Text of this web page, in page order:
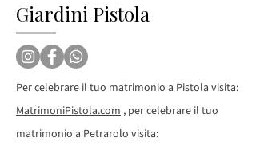
Giardini Pistola
Per celebrare il tuo matrimonio a Pistola visita:
MatrimoniPistola.com , per celebrare il tuo
matrimonio a Petrarolo visita: